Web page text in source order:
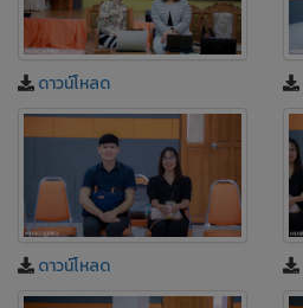
ดาวน์โหลด
ดาวน์โหลด